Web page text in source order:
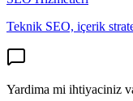
Teknik SEO, içerik
Yardima mi ihtiyaciniz